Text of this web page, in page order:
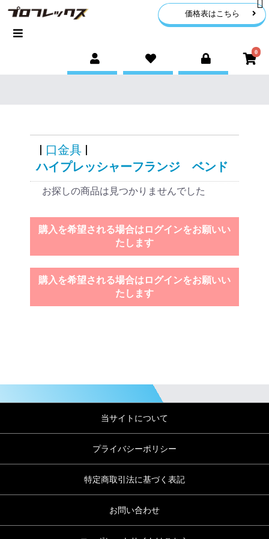
価格表はこちら
0
| 口金具 |
ハイプレッシャーフランジ ベンド
お探しの商品は見つかりませんでした
購入を希望される場合はログインをお願いい
たします
購入を希望される場合はログインをお願いい
たします
当サイトについて
プライバシーポリシー
特定商取引法に基づく表記
お問い合わせ